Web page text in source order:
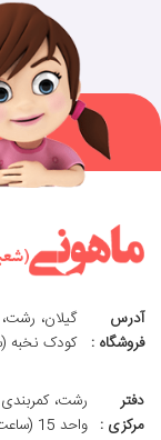
آدرس
فروشگاه :
گیلان، رشت،
کودک نخبه (ساعت
دفتر
مرکزی :
رشت، کمربندی
واحد 15 (ساعت کاری 8 صبح الی 13)